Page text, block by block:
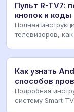
Пульт R-TV7:
кнопок и коды
Полная
телевизоров,
Как узнать
способов
Подробная
систему Smart